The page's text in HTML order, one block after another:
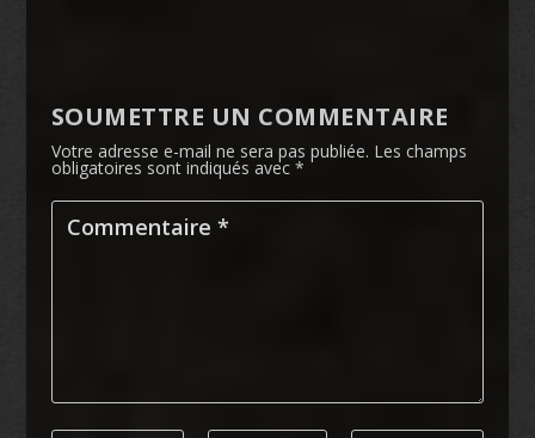
SOUMETTRE UN COMMENTAIRE
Votre adresse e-mail ne sera pas publiée. Les champs
obligatoires sont indiqués avec *